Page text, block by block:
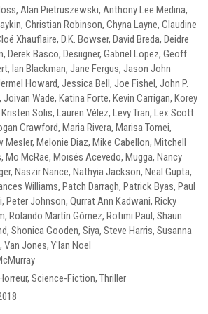
, Alan Pietruszewski, Anthony Lee Medina,
, Christian Robinson, Chyna Layne, Claudine
Xhauflaire, D.K. Bowser, David Breda, Deidre
, Derek Basco, Desiigner, Gabriel Lopez, Geoff
, Ian Blackman, Jane Fergus, Jason John
Howard, Jessica Bell, Joe Fishel, John P.
Joivan Wade, Katina Forte, Kevin Carrigan, Korey
Kristen Solis, Lauren Vélez, Levy Tran, Lex Scott
Crawford, Maria Rivera, Marisa Tomei,
Mesler, Melonie Diaz, Mike Cabellon, Mitchell
, Mo McRae, Moisés Acevedo, Mugga, Nancy
, Naszir Nance, Nathyia Jackson, Neal Gupta,
Williams, Patch Darragh, Patrick Byas, Paul
, Peter Johnson, Qurrat Ann Kadwani, Ricky
, Rolando Martín Gómez, Rotimi Paul, Shaun
, Shonica Gooden, Siya, Steve Harris, Susanna
, Van Jones, Y'lan Noel
, Science-Fiction, Thriller